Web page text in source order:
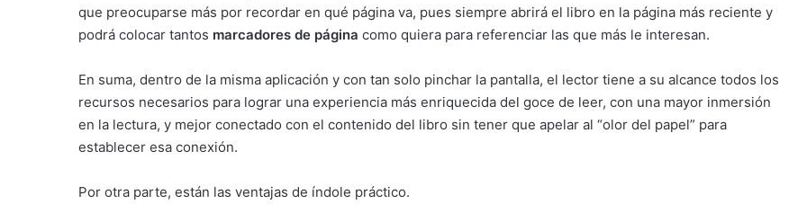
que preocuparse más por recordar en qué página va, pues siempre abrirá el libro en la página más reciente y
podrá colocar tantos marcadores de página como quiera para referenciar las que más le interesan.
En suma, dentro de la misma aplicación y con tan solo pinchar la pantalla, el lector tiene a su alcance todos los
recursos necesarios para lograr una experiencia más enriquecida del goce de leer, con una mayor inmersión
en la lectura, y mejor conectado con el contenido del libro sin tener que apelar al “olor del papel” para
establecer esa conexión.
Por otra parte, están las ventajas de índole práctico.